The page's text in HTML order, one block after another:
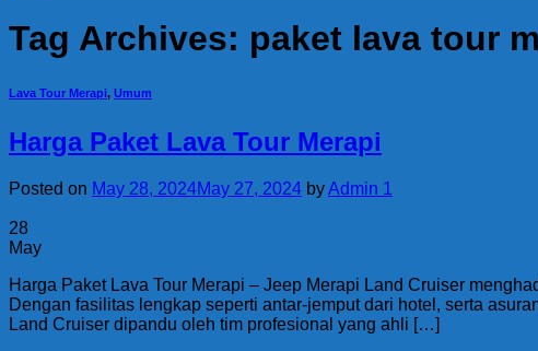
Tag Archives: paket lava tour
Lava Tour Merapi, Umum
Harga Paket Lava Tour Merapi
Posted on May 28, 2024May 27, 2024 byAdmin 1
28
May
Harga Paket Lava Tour Merapi – Jeep Merapi Land Cruiser
Dengan fasilitas lengkap seperti antar-jemput dari hotel, serta
Land Cruiser dipandu oleh tim profesional yang ahli […]